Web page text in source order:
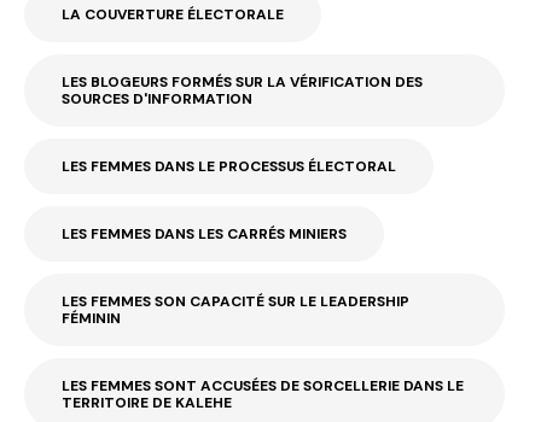
LA COUVERTURE ÉLECTORALE
LES BLOGEURS FORMÉS SUR LA VÉRIFICATION DES
SOURCES D'INFORMATION
LES FEMMES DANS LE PROCESSUS ÉLECTORAL
LES FEMMES DANS LES CARRÉS MINIERS
LES FEMMES SON CAPACITÉ SUR LE LEADERSHIP
FÉMININ
LES FEMMES SONT ACCUSÉES DE SORCELLERIE DANS LE
TERRITOIRE DE KALEHE